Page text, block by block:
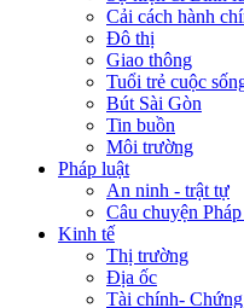
Cải cách hành
Đô thị
Giao thông
Tuổi trẻ cuộc
Bút Sài Gòn
Tin buồn
Môi trường
Pháp luật
An ninh - trật tự
Câu chuyện
Kinh tế
Thị trường
Địa ốc
Tài chính-